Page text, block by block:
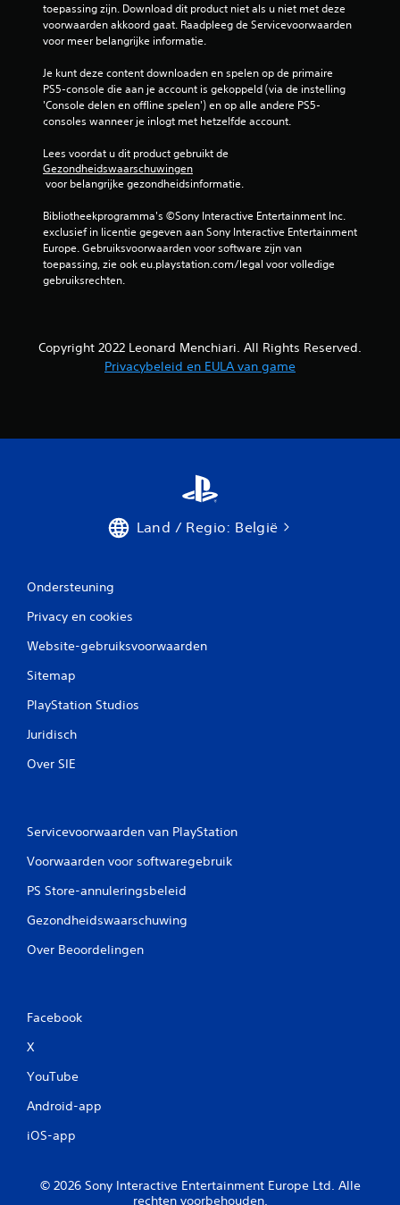
d
l
e
n
toepassing zijn. Download dit product niet als u niet met deze
voorwaarden akkoord gaat. Raadpleeg de Servicevoorwaarden
voor meer belangrijke informatie.
Je kunt deze content downloaden en spelen op de primaire
PS5-console die aan je account is gekoppeld (via de instelling
'Console delen en offline spelen') en op alle andere PS5-
consoles wanneer je inlogt met hetzelfde account.
Lees voordat u dit product gebruikt de
Gezondheidswaarschuwingen
voor belangrijke gezondheidsinformatie.
Bibliotheekprogramma's ©Sony Interactive Entertainment Inc.
exclusief in licentie gegeven aan Sony Interactive Entertainment
Europe. Gebruiksvoorwaarden voor software zijn van
toepassing, zie ook eu.playstation.com/legal voor volledige
gebruiksrechten.
Copyright 2022 Leonard Menchiari. All Rights Reserved.
Privacybeleid en EULA van game
Land / Regio: België
Ondersteuning
Privacy en cookies
Website-gebruiksvoorwaarden
Sitemap
PlayStation Studios
Juridisch
Over SIE
Servicevoorwaarden van PlayStation
Voorwaarden voor softwaregebruik
PS Store-annuleringsbeleid
Gezondheidswaarschuwing
Over Beoordelingen
Facebook
X
YouTube
Android-app
iOS-app
© 2026 Sony Interactive Entertainment Europe Ltd. Alle
rechten voorbehouden.